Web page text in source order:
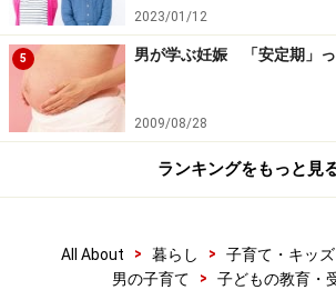
「そうか、悔しいよね。せっかくがん
が悪かったのかしっかり分析して、
よ」と励ましてあげてください。まあ
ンが演じられるという状況もありがち
困ったものではありますが……。
5 失敗から学ぶことの大切さ
2023/01/12
5 男が学ぶ妊娠 「安定期」っ
2009/08/28
ランキングをもっと見
All About > 暮らし > 子育て・キッズ
男の子育て
> 子どもの教育・